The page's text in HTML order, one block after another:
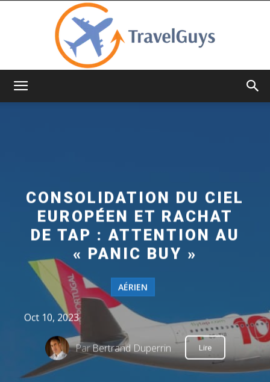
CONSOLIDATION DU CIEL
EUROPÉEN ET RACHAT
DE TAP : ATTENTION AU
« PANIC BUY »
AÉRIEN
Oct 10, 2023
ParBertrand Duperrin Lire